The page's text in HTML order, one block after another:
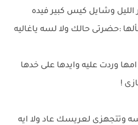
الليل وشايل كيس كبير فيده
:حضرتى حالك ولا لسه ياغاليه
وردت عليه وايدها على خدها
!
وتتجهزى لعريسك عاد ولا ايه